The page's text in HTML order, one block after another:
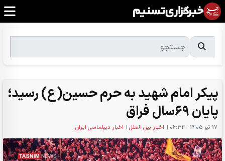
پیکر امام شهید به حرم حسین(ع) رسید؛
پایان 69سال فراق
17 تير 1405 - 06:34 | اخبار بین الملل | اخبار دیپلماسی ایران